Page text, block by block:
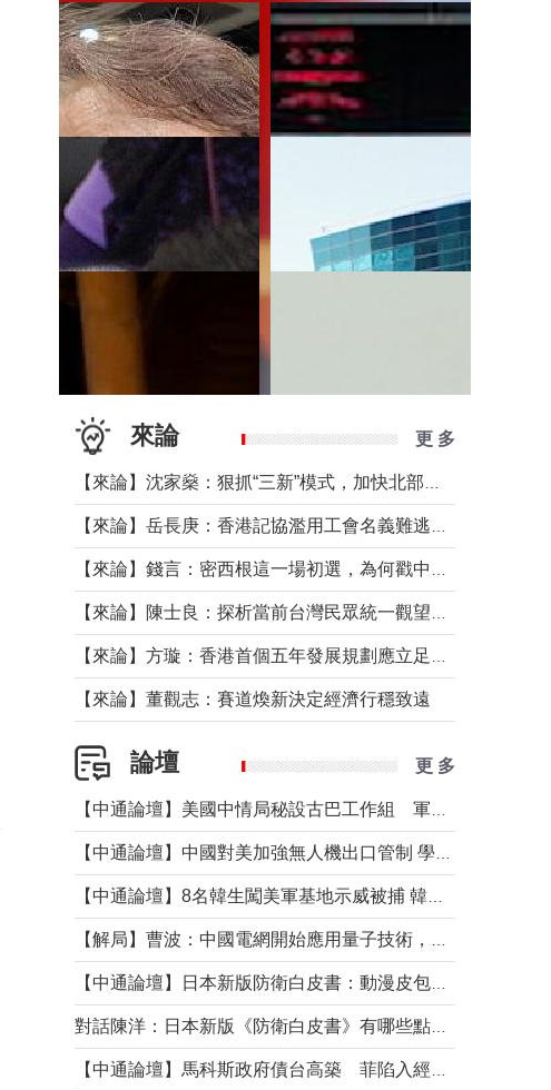
來論 更 多
【來論】董觀志：賽道煥新決定經濟行穩致遠
論壇 更 多